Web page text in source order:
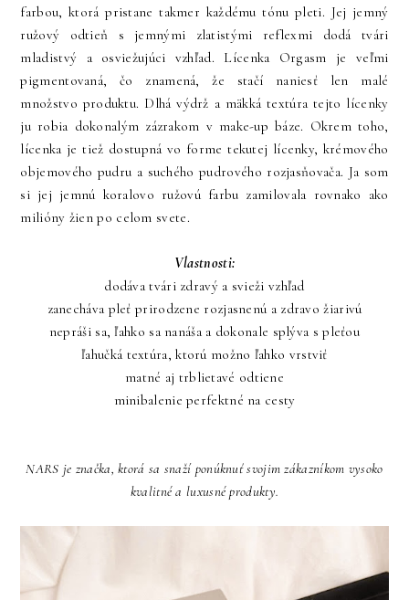
farbou, ktorá pristane takmer každému tónu pleti. Jej jemný
ružový odtieň s jemnými zlatistými reflexmi dodá tvári
mladistvý a osviežujúci vzhľad. Lícenka Orgasm je veľmi
pigmentovaná, čo znamená, že stačí naniesť len malé
množstvo produktu. Dlhá výdrž a mäkká textúra tejto lícenky
ju robia dokonalým zázrakom v make-up báze. Okrem toho,
lícenka je tiež dostupná vo forme tekutej lícenky, krémového
objemového pudru a suchého pudrového rozjasňovača. Ja som
si jej jemnú koralovo ružovú farbu zamilovala rovnako ako
milióny žien po celom svete.
Vlastnosti:
dodáva tvári zdravý a svieži vzhľad
zanecháva pleť prirodzene rozjasnenú a zdravo žiarivú
nepráši sa, ľahko sa nanáša a dokonale splýva s pleťou
ľahučká textúra, ktorú možno ľahko vrstviť
matné aj trblietavé odtiene
minibalenie perfektné na cesty
NARS je značka, ktorá sa snaží ponúknuť svojim zákazníkom vysoko
kvalitné a luxusné produkty.